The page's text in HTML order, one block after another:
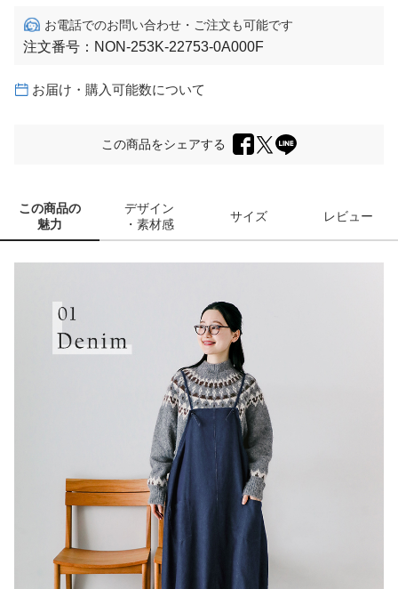
お電話でのお問い合わせ・ご注文も可能です
注文番号： NON-253K-22753-0A000F
お届け・購入可能数について
この商品をシェアする
この商品の
魅力
デザイン
・素材感
サイズ レビュー